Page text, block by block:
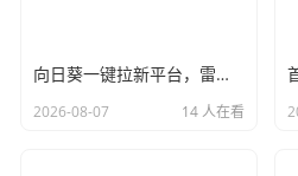
向日葵一键拉新平台，雷霆模式价格顶置，单号可撸100+
2026-08-07 14 人在看